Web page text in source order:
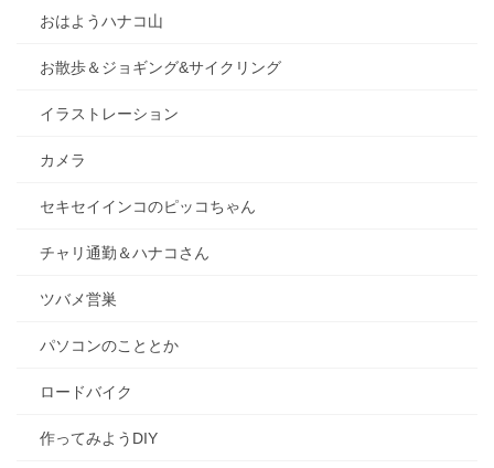
おはようハナコ山
お散歩＆ジョギング&サイクリング
イラストレーション
カメラ
セキセイインコのピッコちゃん
チャリ通勤＆ハナコさん
ツバメ営巣
パソコンのこととか
ロードバイク
作ってみようDIY